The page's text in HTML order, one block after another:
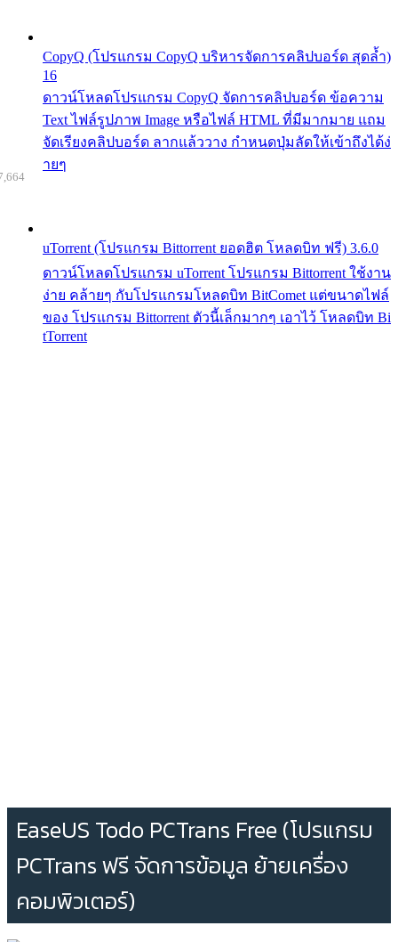
CopyQ (โปรแกรม CopyQ บริหารจัดการคลิปบอร์ด สุดล้ำ)
16
ดาวน์โหลดโปรแกรม CopyQ จัดการคลิปบอร์ด ข้อความ
Text ไฟล์รูปภาพ Image หรือไฟล์ HTML ที่มีมากมาย แถม
จัดเรียงคลิปบอร์ด ลากแล้ววาง กำหนดปุ่มลัดให้เข้าถึงได้ง่
ายๆ
uTorrent (โปรแกรม Bittorrent ยอดฮิต โหลดบิท ฟรี) 3.6.0
ดาวน์โหลดโปรแกรม uTorrent โปรแกรม Bittorrent ใช้งาน
ง่าย คล้ายๆ กับโปรแกรมโหลดบิท BitComet แต่ขนาดไฟล์
ของ โปรแกรม Bittorrent ตัวนี้เล็กมากๆ เอาไว้ โหลดบิท Bi
tTorrent
EaseUS Todo PCTrans Free (โปรแกรม
PCTrans ฟรี จัดการข้อมูล ย้ายเครื่อง
คอมพิวเตอร์)